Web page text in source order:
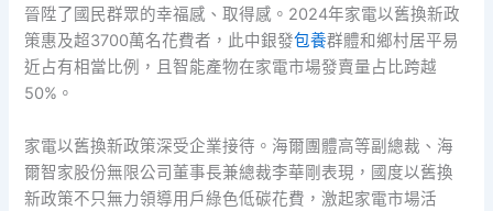
晉陞了國民群眾的幸福感、取得感。2024年家電以舊換新政
策惠及超3700萬名花費者，此中銀發包養群體和鄉村居平易
近占有相當比例，且智能產物在家電市場發賣量占比跨越
50%。
家電以舊換新政策深受企業接待。海爾團體高等副總裁、海
爾智家股份無限公司董事長兼總裁李華剛表現，國度以舊換
新政策不只無力領導用戶綠色低碳花費，激起家電市場活